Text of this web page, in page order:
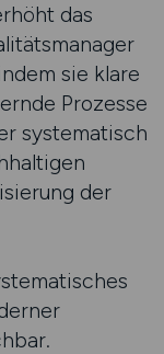
das
sie klare
Prozesse
systematisch
der